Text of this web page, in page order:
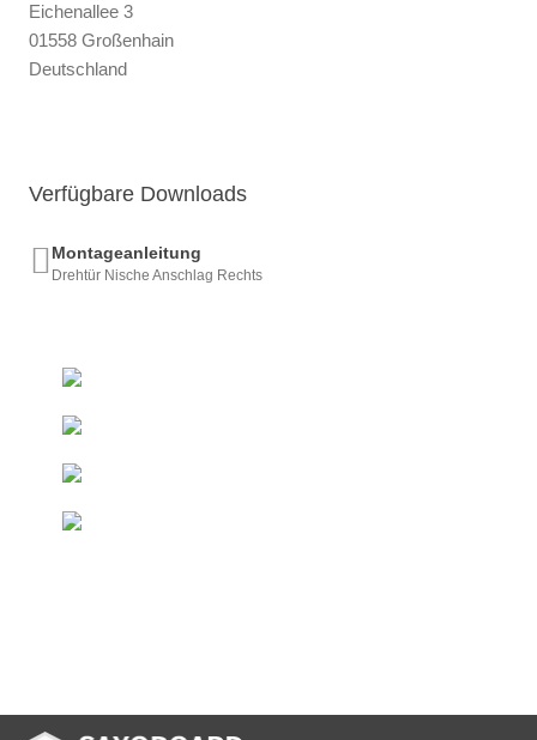
Eichenallee 3
01558 Großenhain
Deutschland
Verfügbare Downloads
Montageanleitung
Drehtür Nische Anschlag Rechts